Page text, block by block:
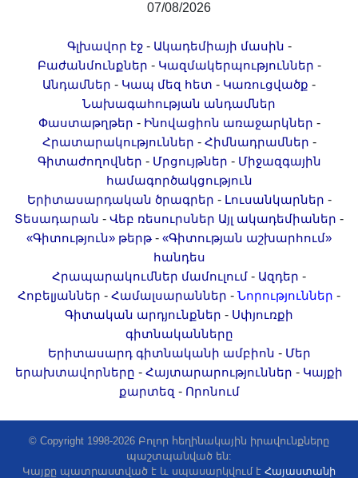
07/08/2026
Գլխավոր էջ- Ակադեմիայի մասին -
Բաժանմունքներ - Կազմակերպություններ -
Անդամներ - Կապ մեզ հետ - Կառուցվածք -
Նախագահության անդամներ
Փաստաթղթեր - Ինովացիոն առաջարկներ -
Հրատարակություններ - Հիմնադրամներ -
Գիտաժողովներ - Մրցույթներ - Միջազգային
համագործակցություն
Երիտասարդական ծրագրեր - Լուսանկարներ -
Տեսադարան - Վեբ ռեսուրսներ Այլ ակադեմիաներ -
«Գիտություն» թերթ - «Գիտության աշխարհում»
հանդես
Հրապարակումներ մամուլում - Ազդեր -
Հոբելյաններ - Համալսարաններ - Նորություններ -
Գիտական արդյունքներ - Սփյուռքի
գիտնականները
Երիտասարդ գիտնականի ամբիոն - Մեր
երախտավորները - Հայտարարություններ - Կայքի
քարտեզ - Որոնում
© Copyright 1998-2026 Բոլոր հեղինակային իրավունքները
պաշտպանված են:
Կայքը պատրաստված է և սպասարկվում է Հայաստանի